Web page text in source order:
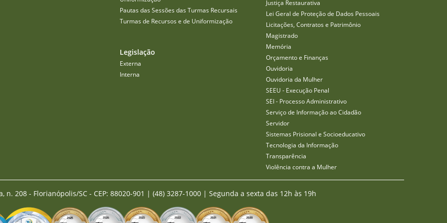
Pautas das Sessões das Turmas Recursais
Turmas de Recursos e de Uniformização
Legislação
Externa
Interna
Justiça Restaurativa
Lei Geral de Proteção de Dados Pessoais
Licitações, Contratos e Patrimônio
Magistrado
Memória
Orçamento e Finanças
Ouvidoria
Ouvidoria da Mulher
SEEU - Execução Penal
SEI - Processo Administrativo
Serviço de Informação ao Cidadão
Servidor
Sistemas Prisional e Socioeducativo
Tecnologia da Informação
Transparência
Violência contra a Mulher
208 - Florianópolis/SC - CEP: 88020-901 | (48) 3287-1000 | Segunda a sexta das 12h às 19h